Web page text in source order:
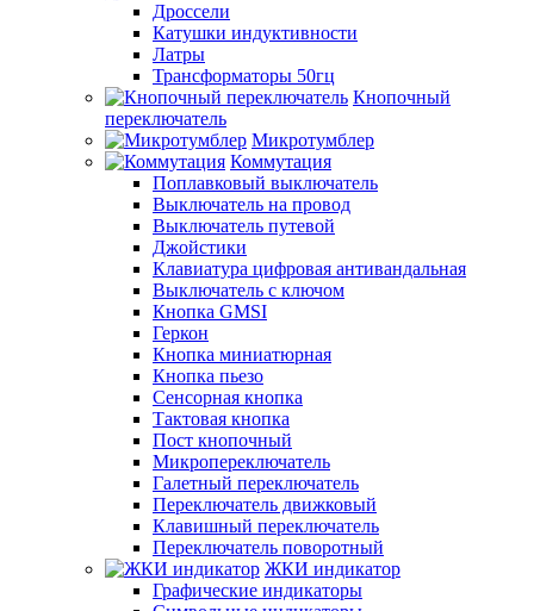
Дроссели
Катушки индуктивности
Латры
Трансформаторы 50гц
Кнопочный
переключатель
Микротумблер
Коммутация
Поплавковый выключатель
Выключатель на провод
Выключатель путевой
Джойстики
Клавиатура цифровая антивандальная
Выключатель с ключом
Кнопка GMSI
Геркон
Кнопка миниатюрная
Кнопка пьезо
Сенсорная кнопка
Тактовая кнопка
Пост кнопочный
Микропереключатель
Галетный переключатель
Переключатель движковый
Клавишный переключатель
Переключатель поворотный
ЖКИ индикатор
Графические индикаторы